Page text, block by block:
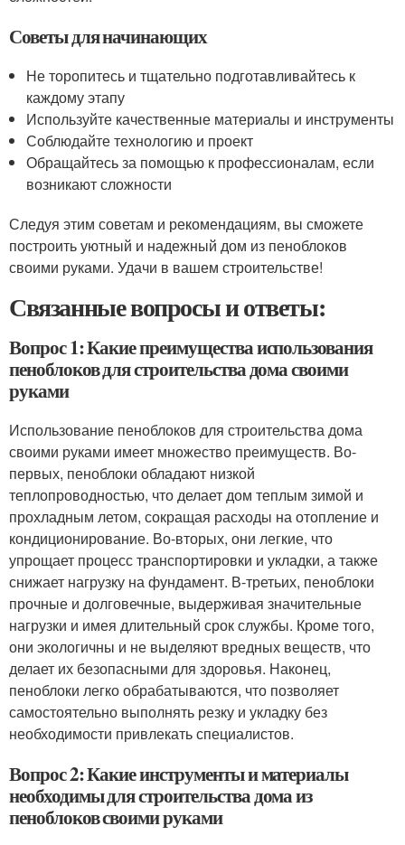
Советы для начинающих
Не торопитесь и тщательно подготавливайтесь к
каждому этапу
Используйте качественные материалы и инструменты
Соблюдайте технологию и проект
Обращайтесь за помощью к профессионалам, если
возникают сложности
Следуя этим советам и рекомендациям, вы сможете
построить уютный и надежный дом из пеноблоков
своими руками. Удачи в вашем строительстве!
Связанные вопросы и ответы:
Вопрос 1: Какие преимущества использования
пеноблоков для строительства дома своими
руками
Использование пеноблоков для строительства дома
своими руками имеет множество преимуществ. Во-
первых, пеноблоки обладают низкой
теплопроводностью, что делает дом теплым зимой и
прохладным летом, сокращая расходы на отопление и
кондиционирование. Во-вторых, они легкие, что
упрощает процесс транспортировки и укладки, а также
снижает нагрузку на фундамент. В-третьих, пеноблоки
прочные и долговечные, выдерживая значительные
нагрузки и имея длительный срок службы. Кроме того,
они экологичны и не выделяют вредных веществ, что
делает их безопасными для здоровья. Наконец,
пеноблоки легко обрабатываются, что позволяет
самостоятельно выполнять резку и укладку без
необходимости привлекать специалистов.
Вопрос 2: Какие инструменты и материалы
необходимы для строительства дома из
пеноблоков своими руками